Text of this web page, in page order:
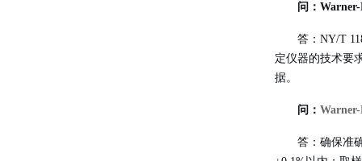
问：
答：NY/T
定仪器的技术要
据。
问：
答：确保准